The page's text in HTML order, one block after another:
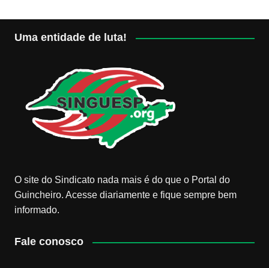
Uma entidade de luta!
O site do Sindicato nada mais é do que o Portal do
Guincheiro. Acesse diariamente e fique sempre bem
informado.
Fale conosco